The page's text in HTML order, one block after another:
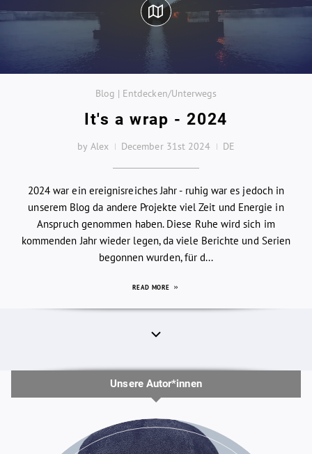
Blog | Entdecken/Unterwegs
It's a wrap - 2024
by Alex December 31st 2024 DE
2024 war ein ereignisreiches Jahr - ruhig war es jedoch in
unserem Blog da andere Projekte viel Zeit und Energie in
Anspruch genommen haben. Diese Ruhe wird sich im
kommenden Jahr wieder legen, da viele Berichte und Serien
begonnen wurden, für d...
READ MORE
Unsere Autor*innen